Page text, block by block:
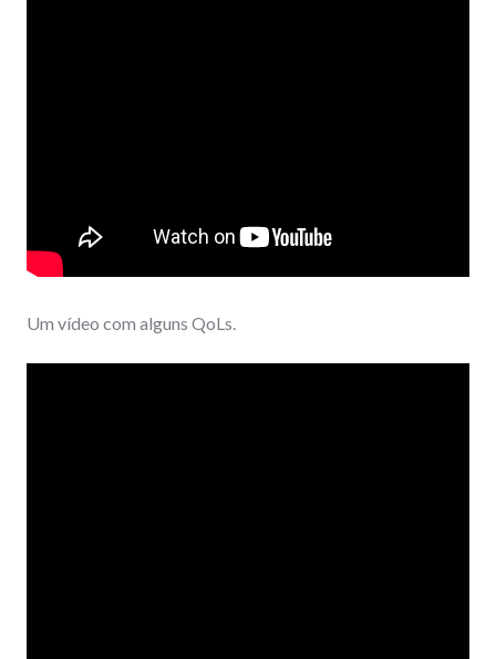
Um vídeo com alguns QoLs.